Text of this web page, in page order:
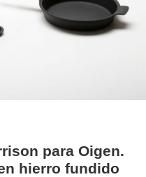
para Oigen.
hierro fundido